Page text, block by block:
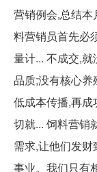
营销例会,总结
料营销员首先必
量计... 不成交,
品质;没有核心
低成本传播,再
切就... 饲料营销
需求,让他们发
事业。我们只有